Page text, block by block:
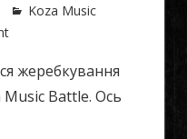
Koza Music
жеребкування
Music Battle. Ось